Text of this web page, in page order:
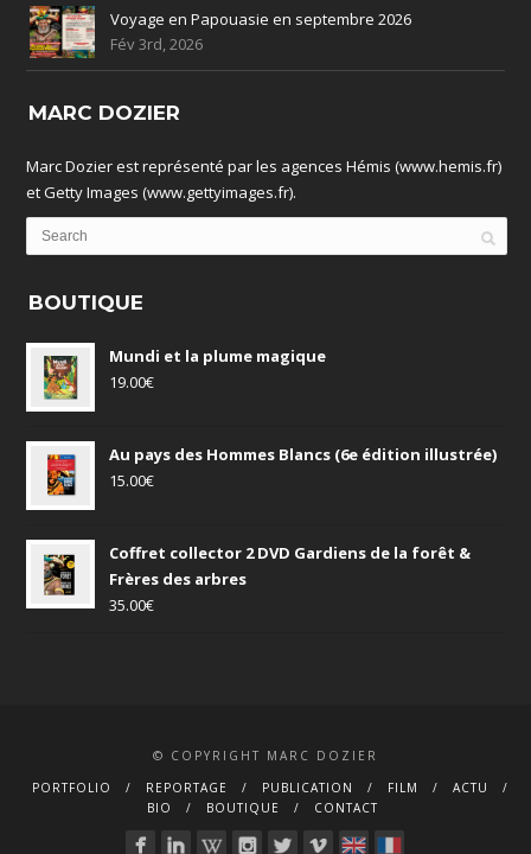
Voyage en Papouasie en septembre 2026
Fév 3rd, 2026
MARC DOZIER
Marc Dozier est représenté par les agences Hémis (www.hemis.fr)
et Getty Images (www.gettyimages.fr).
BOUTIQUE
Mundi et la plume magique
19.00€
Au pays des Hommes Blancs (6e édition illustrée)
15.00€
Coffret collector 2 DVD Gardiens de la forêt &
Frères des arbres
35.00€
© COPYRIGHT MARC DOZIER
PORTFOLIO
REPORTAGE PUBLICATION FILM
ACTU
BIO
BOUTIQUE CONTACT